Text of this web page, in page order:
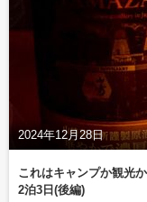
2024年12月28日
これはキャンプか観光
2泊3日(後編)